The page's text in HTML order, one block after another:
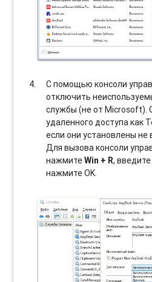
С помощью консоли
отключить
службы (не от Microsoft).
удаленного доступа как
если они установлены не
Для вызова консоли
нажмитеWin + R, введите
нажмите OK.